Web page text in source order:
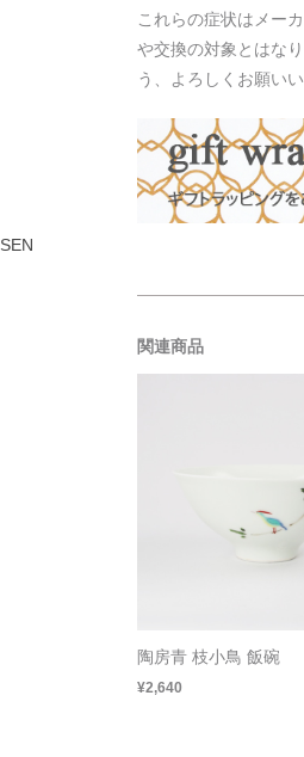
これらの症状はメー
や交換の対象とはな
う、よろしくお願いい
関連商品
陶房青 枝小鳥 飯碗
¥2,640